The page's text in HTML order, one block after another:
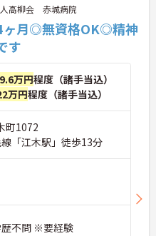
高柳会 赤城病院
ヶ月◎無資格OK◎精神
す
万円程度（諸手当込）
万円程度（諸手当込）
町1072
「江木駅」徒歩13分
不問 ※要経験